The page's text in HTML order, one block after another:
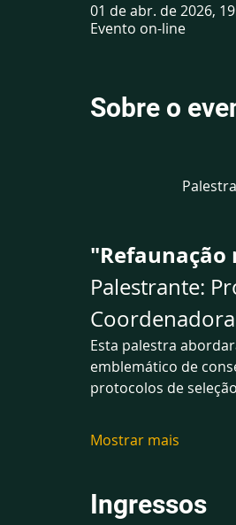
01 de abr. de 2026,
Evento on-line
Sobre o
"Refaunação
Palestrante:
Esta palestra
emblemático de
protocolos de
Mostrar mais
Ingressos